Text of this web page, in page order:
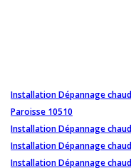
Installation Dépannage
Paroisse 10510
Installation Dépannage
Installation Dépannage
Installation Dépannage